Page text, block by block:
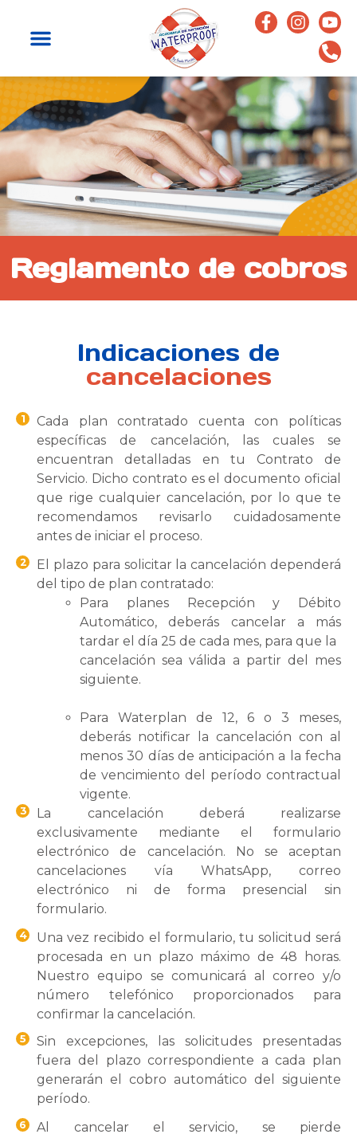
Reglamento de cobros
Indicaciones de
cancelaciones
1
Cada plan contratado cuenta con políticas
específicas de cancelación, las cuales se
encuentran detalladas en tu Contrato de
Servicio. Dicho contrato es el documento oficial
que rige cualquier cancelación, por lo que te
recomendamos revisarlo cuidadosamente
antes de iniciar el proceso.
2
El plazo para solicitar la cancelación dependerá
del tipo de plan contratado:
Para planes Recepción y Débito
Automático, deberás cancelar a más
tardar el día 25 de cada mes, para que la
cancelación sea válida a partir del mes
siguiente.
Para Waterplan de 12, 6 o 3 meses,
deberás notificar la cancelación con al
menos 30 días de anticipación a la fecha
de vencimiento del período contractual
vigente.
3
La cancelación deberá realizarse
exclusivamente mediante el formulario
electrónico de cancelación. No se aceptan
cancelaciones vía WhatsApp, correo
electrónico ni de forma presencial sin
formulario.
4
Una vez recibido el formulario, tu solicitud será
procesada en un plazo máximo de 48 horas.
Nuestro equipo se comunicará al correo y/o
número telefónico proporcionados para
confirmar la cancelación.
5
Sin excepciones, las solicitudes presentadas
fuera del plazo correspondiente a cada plan
generarán el cobro automático del siguiente
período.
6
Al cancelar el servicio, se pierde